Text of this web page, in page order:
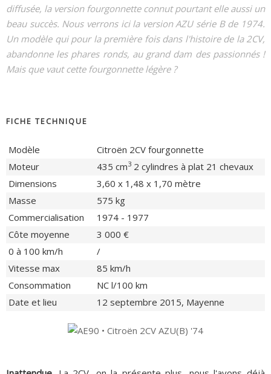
diffusée, la version fourgonnette connut pourtant elle aussi un
beau succès. Nous verrons ici la version AZU série B de 1974.
Un modèle qui pour la première fois dans l'histoire de la 2CV,
abandonne les phares ronds, au grand dam des passionnés !
Mais que vaut cette fourgonnette légère ?
FICHE TECHNIQUE
Modèle
Citroën 2CV fourgonnette
Moteur
435 cm3 2 cylindres à plat 21 chevaux
Dimensions
3,60 x 1,48 x 1,70 mètre
Masse
575 kg
Commercialisation
1974 - 1977
Côte moyenne
3 000 €
0 à 100 km/h
/
Vitesse max
85 km/h
Consommation
NC l/100 km
Date et lieu
12 septembre 2015, Mayenne